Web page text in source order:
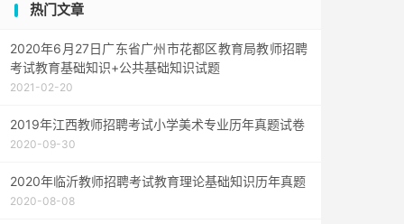
热门文章
2020年6月27日广东省广州市花都区教育局教师招聘
考试教育基础知识+公共基础知识试题
2021-02-20
2019年江西教师招聘考试小学美术专业历年真题试卷
2020-09-30
2020年临沂教师招聘考试教育理论基础知识历年真题
2020-08-08